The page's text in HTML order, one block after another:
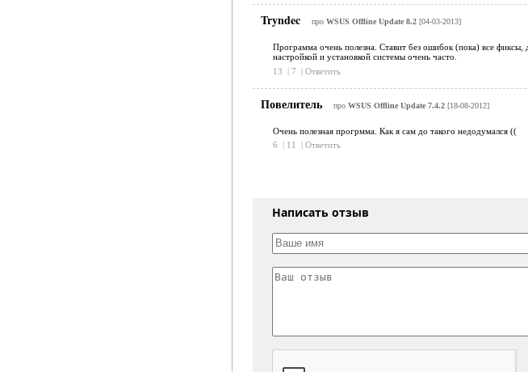
Tryndec про WSUS Offline Update 8.2[04-03-2013]
Программа очень полезна. Ставит без ошибок (пока) все фиксы,
настройкой и установкой системы очень часто.
13
| 7 | Ответить
Повелитель про WSUS Offline Update 7.4.2[18-08-2012]
Очень полезная прогрмма. Как я сам до такого недодумался ((
6
| 11 | Ответить
Написать отзыв